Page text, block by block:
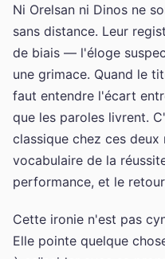
Ni Orelsan ni Dinos ne
sans distance. Leur
de biais — l'éloge
une grimace. Quand le
faut entendre l'écart
que les paroles livrent.
classique chez ces
vocabulaire de la
performance, et le
Cette ironie n'est pas
Elle pointe quelque